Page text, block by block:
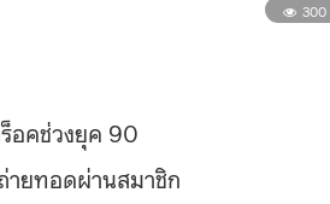
อคช่วงยุค 90
ายทอดผ่านสมาชิก
300